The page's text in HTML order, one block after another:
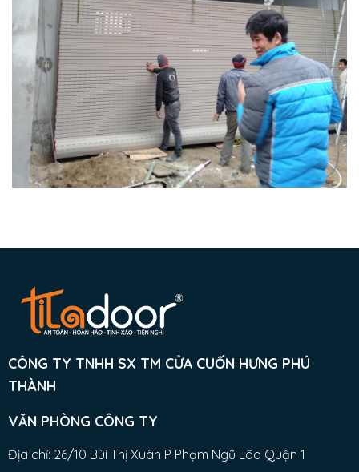
CÔNG TY TNHH SX TM CỬA CUỐN HƯNG PHÚ
THÀNH
VĂN PHÒNG CÔNG TY
Địa chỉ: 26/10 Bùi Thị Xuân P Phạm Ngũ Lão Quận 1